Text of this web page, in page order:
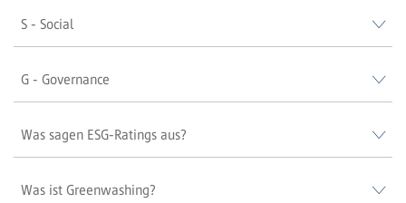
S - Social
G - Governance
Was sagen ESG-Ratings aus?
Was ist Greenwashing?